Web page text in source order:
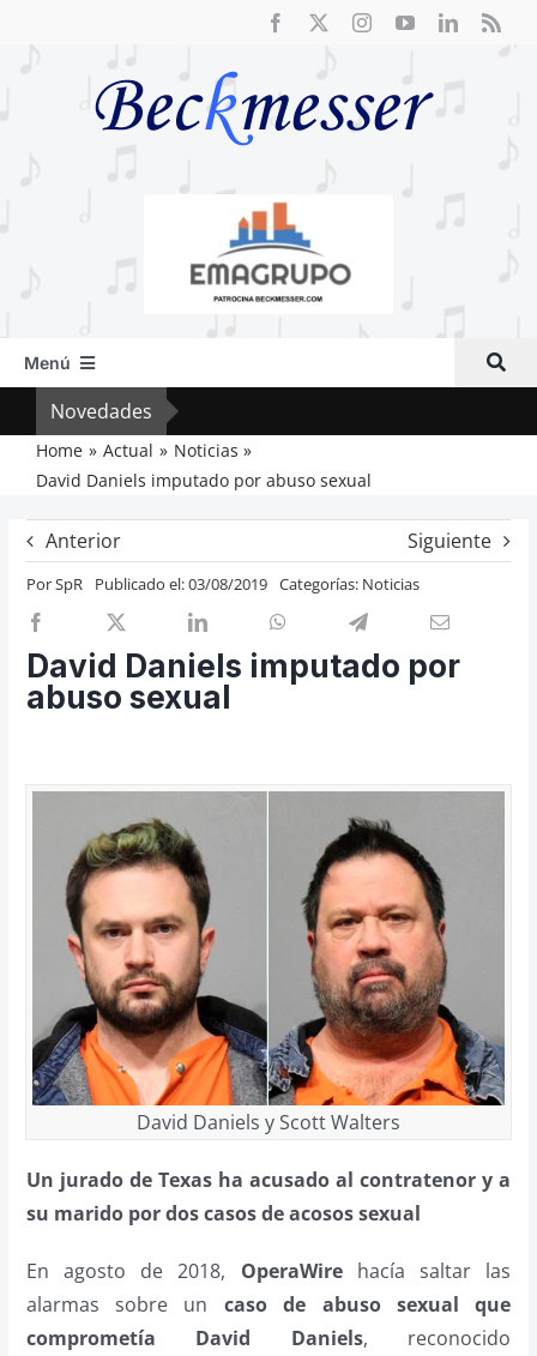
Menú
Inicio
Actual
Artículos
Crítica
Previos de ópera
Cosas de Beckmesser
Novedades
Home Actual
Noticias
David Daniels imputado por abuso sexual
Anterior Siguiente
PorSpR Publicado el: 03/08/2019 Categorías: Noticias
David Daniels imputado por
abuso sexual
David Daniels y Scott Walters
Un jurado de Texas ha acusado al contratenor y a
su marido por dos casos de acosos sexual
En agosto de 2018, OperaWirehacía saltar las
alarmas sobre un caso de abuso sexual que
comprometía David Daniels, reconocido